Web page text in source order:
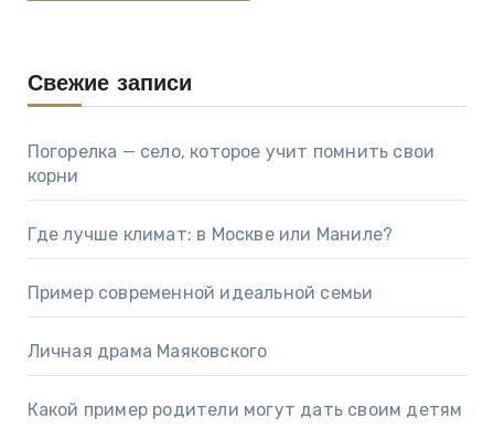
Свежие записи
Погорелка — село, которое учит помнить свои
корни
Где лучше климат: в Москве или Маниле?
Пример современной идеальной семьи
Личная драма Маяковского
Какой пример родители могут дать своим детям